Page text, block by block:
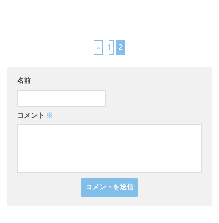
« 1 2
名前
コメント ※